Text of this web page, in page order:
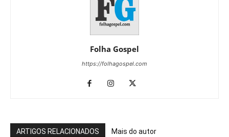
Folha Gospel
https://folhagospel.com
ARTIGOS RELACIONADOS Mais do autor